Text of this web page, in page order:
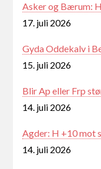
Asker og Bærum:
17. juli 2026
Gyda Oddekalv i
15. juli 2026
Blir Ap eller Frp
14. juli 2026
Agder: H +10 mot
14. juli 2026